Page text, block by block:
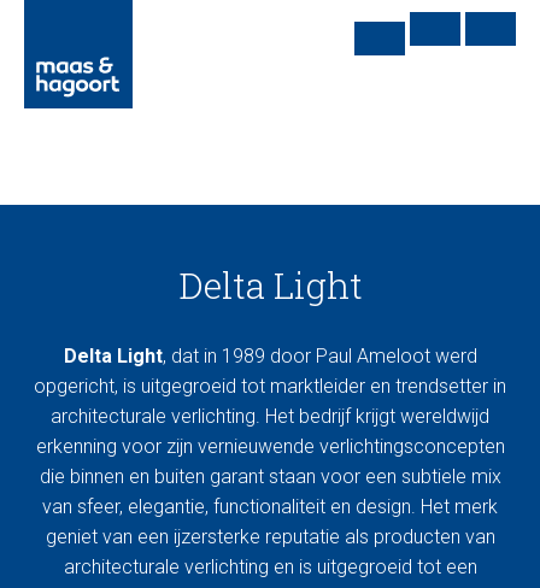
Delta Light
Delta Light, dat in 1989 door Paul Ameloot werd
opgericht, is uitgegroeid tot marktleider en trendsetter in
architecturale verlichting. Het bedrijf krijgt wereldwijd
erkenning voor zijn vernieuwende verlichtingsconcepten
die binnen en buiten garant staan voor een subtiele mix
van sfeer, elegantie, functionaliteit en design. Het merk
geniet van een ijzersterke reputatie als producten van
architecturale verlichting en is uitgegroeid tot een